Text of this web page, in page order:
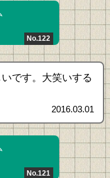
No.122
です。大笑いする
2016.03.01
No.121